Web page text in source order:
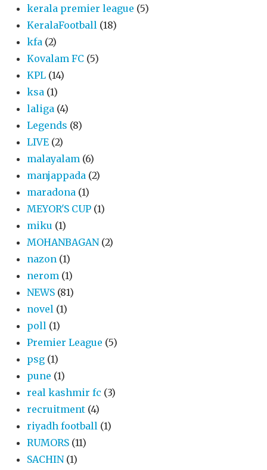
kerala premier league (5)
KeralaFootball (18)
kfa (2)
Kovalam FC (5)
KPL (14)
ksa (1)
laliga (4)
Legends (8)
LIVE (2)
malayalam (6)
manjappada (2)
maradona (1)
MEYOR'S CUP (1)
miku (1)
MOHANBAGAN (2)
nazon (1)
nerom (1)
NEWS (81)
novel (1)
poll (1)
Premier League (5)
psg (1)
pune (1)
real kashmir fc (3)
recruitment (4)
riyadh football (1)
RUMORS (11)
SACHIN (1)